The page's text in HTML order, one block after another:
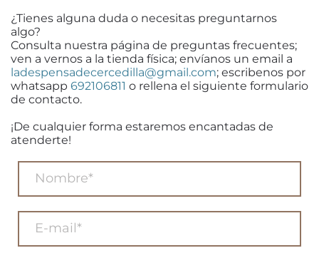
¿Tienes alguna duda o necesitas preguntarnos
algo?
Consulta nuestra página de preguntas frecuentes;
ven a vernos a la tienda física; envíanos un email a
ladespensadecercedilla@gmail.com; escribenos por
whatsapp 692106811 o rellena el siguiente formulario
de contacto.
¡De cualquier forma estaremos encantadas de
atenderte!